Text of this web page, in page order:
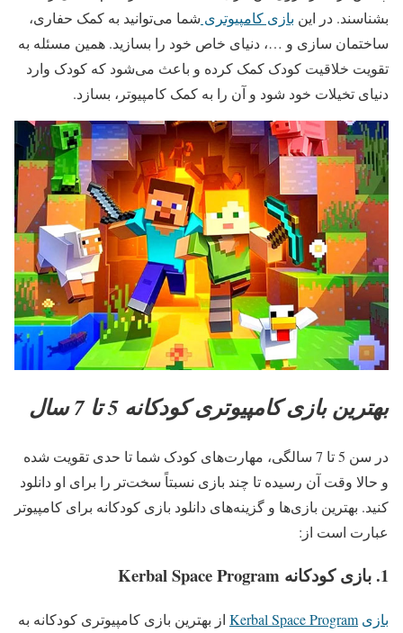
بشناسند. در این بازی کامپیوتری شما می‌توانید به کمک حفاری،
ساختمان سازی و …، دنیای خاص خود را بسازید. همین مسئله به
تقویت خلاقیت کودک کمک کرده و باعث می‌شود که کودک وارد
دنیای تخیلات خود شود و آن را به کمک کامپیوتر، بسازد.
بهترین بازی کامپیوتری کودکانه 5 تا 7 سال
در سن 5 تا 7 سالگی، مهارت‌های کودک شما تا حدی تقویت شده
و حالا وقت آن رسیده تا چند بازی نسبتاً سخت‌تر را برای او دانلود
کنید. بهترین بازی‌ها و گزینه‌های دانلود بازی کودکانه برای کامپیوتر
عبارت است از:
1. بازی کودکانه Kerbal Space Program
بازی Kerbal Space Program از بهترین بازی کامپیوتری کودکانه به